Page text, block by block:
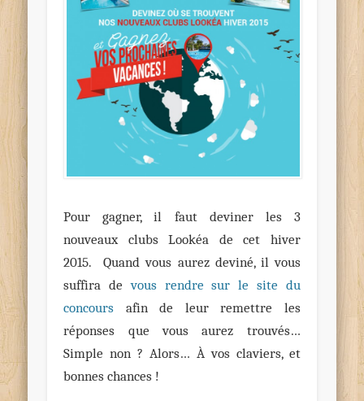
Pour gagner, il faut deviner les 3
nouveaux clubs Lookéa de cet hiver
2015. Quand vous aurez deviné, il vous
suffira devous rendre sur le site du
concours afin de leur remettre les
réponses que vous aurez trouvés…
Simple non ? Alors… À vos claviers, et
bonnes chances !